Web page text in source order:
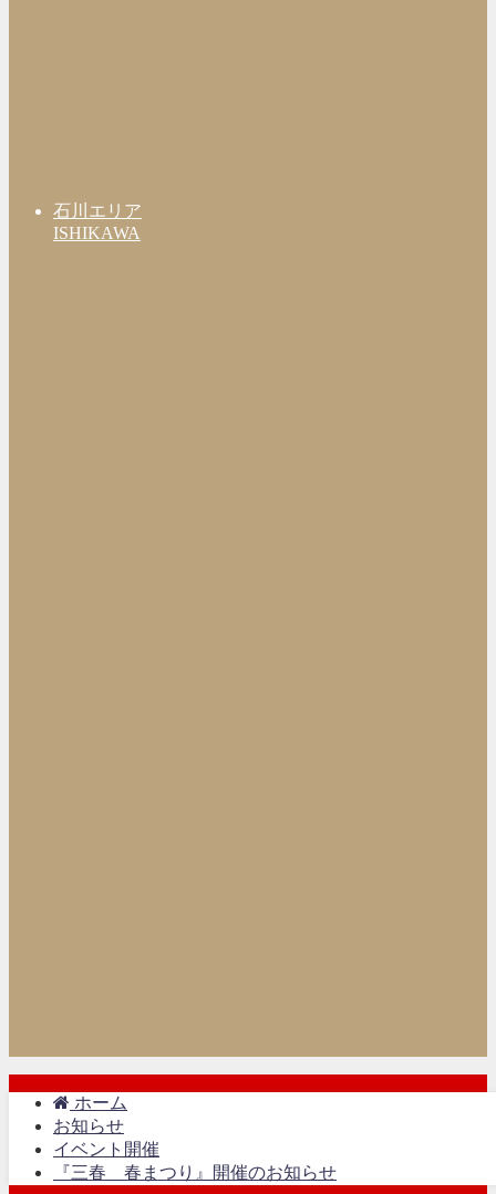
石川エリア
ISHIKAWA
ホーム
お知らせ
イベント開催
『三春 春まつり』開催のお知らせ